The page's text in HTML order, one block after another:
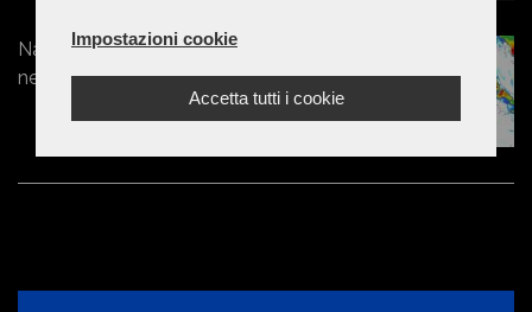
Impostazioni cookie
Accetta tutti i cookie
Natale sotto la neve: freddo artico e
nevicate diffuse sul Centro-Sud